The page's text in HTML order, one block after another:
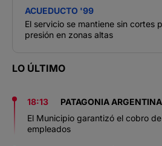
ACUEDUCTO '99
El servicio se mantiene sin cortes
presión en zonas altas
LO ÚLTIMO
18:13
PATAGONIA ARGENTINA
El Municipio garantizó el cobro
empleados